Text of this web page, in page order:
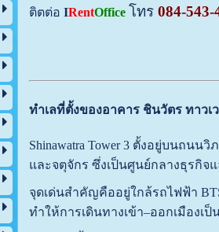
ติตต่อ IRentOffice โทร 084-543-
ทำเลที่ตั้งของอาคาร ชินวัตร ทาวเ
Shinawatra Tower 3 ตั้งอยู่บนถน
และจตุจักร ซึ่งเป็นศูนย์กลางธุรกิ
จุดเด่นสำคัญคืออยู่ใกล้รถไฟฟ้า
ทำให้การเดินทางเข้า–ออกเมืองเป็